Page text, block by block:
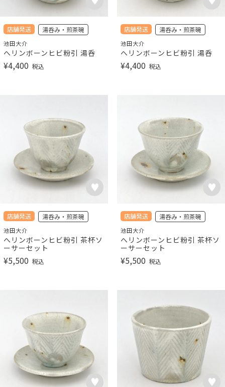
店舗発送 湯呑み・煎茶碗
池田大介
へリンボーンヒビ粉引 湯呑
¥4,400 税込
店舗発送 湯呑み・煎茶碗
池田大介
へリンボーンヒビ粉引 湯呑
¥4,400 税込
店舗発送 湯呑み・煎茶碗
池田大介
へリンボーンヒビ粉引 茶杯ソ
ーサーセット
¥5,500 税込
店舗発送 湯呑み・煎茶碗
池田大介
へリンボーンヒビ粉引 茶杯ソ
ーサーセット
¥5,500 税込